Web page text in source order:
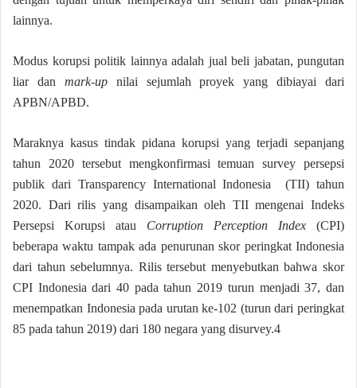
lainnya.
Modus korupsi politik lainnya adalah jual beli jabatan, pungutan
liar dan mark-upnilai sejumlah proyek yang dibiayai dari
APBN/APBD.
Maraknya kasus tindak pidana korupsi yang terjadi sepanjang
tahun 2020 tersebut mengkonfirmasi temuan survey persepsi
publik dari Transparency International Indonesia (TII) tahun
2020. Dari rilis yang disampaikan oleh TII mengenai Indeks
Persepsi Korupsi atau Corruption Perception Index (CPI)
beberapa waktu tampak ada penurunan skor peringkat Indonesia
dari tahun sebelumnya. Rilis tersebut menyebutkan bahwa skor
CPI Indonesia dari 40 pada tahun 2019 turun menjadi 37, dan
menempatkan Indonesia pada urutan ke-102 (turun dari peringkat
85 pada tahun 2019) dari 180 negara yang disurvey.4